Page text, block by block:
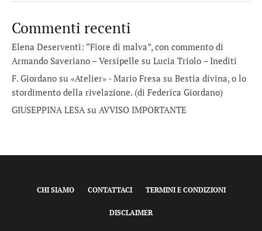
Commenti recenti
Elena Deserventi: “Fiore di malva”, con commento di
Armando Saveriano – Versipelle su Lucia Triolo – Inediti
F. Giordano su «Atelier» - Mario Fresa su Bestia divina, o lo
stordimento della rivelazione. (di Federica Giordano)
GIUSEPPINA LESAsu AVVISO IMPORTANTE
CHI SIAMO CONTATTACI TERMINI E CONDIZIONI
DISCLAIMER